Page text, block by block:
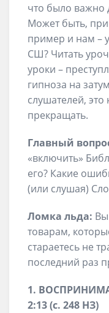
что было важно
Может быть,
пример и нам –
СШ? Читать
уроки –
гипноза на
слушателей,
прекращать.
Главный
«включить»
его? Какие
(или слушая)
Ломка льда:
товарам,
стараетесь не
последний раз
1.
2:13 (с. 248 НЗ)